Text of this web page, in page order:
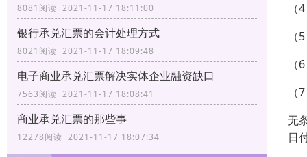
8081阅读 2021-11-17 18:11:00
银行承兑汇票的会计处理方式
8021阅读 2021-11-17 18:09:48
电子商业承兑汇票解决实体企业融资缺口
7563阅读 2021-11-17 18:08:41
商业承兑汇票的那些事
12278阅读 2021-11-17 18:07:34
无
日